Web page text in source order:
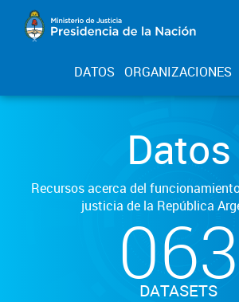
DATOS ORGANIZACIONES
Datos
Recursos acerca del
justicia de la República
063
DATASETS